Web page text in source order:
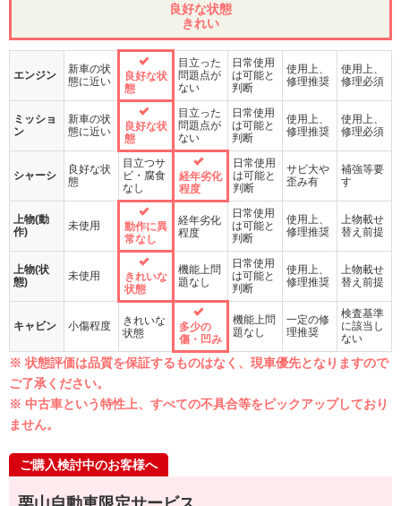
良好な状態
きれい
エンジン
新車の状
態に近い
良好な状
態
目立った
問題点が
ない
日常使用
は可能と
判断
使用上、
修理推奨
使用上、
修理必須
ミッショ
ン
新車の状
態に近い
良好な状
態
目立った
問題点が
ない
日常使用
は可能と
判断
使用上、
修理推奨
使用上、
修理必須
シャーシ
良好な状
態
目立つサ
ビ・腐食
なし
経年劣化
程度
日常使用
は可能と
判断
サビ大や
歪み有
補強等要
す
上物(動
作)
未使用
動作に異
常なし
経年劣化
程度
日常使用
は可能と
判断
使用上、
修理推奨
上物載せ
替え前提
上物(状
態)
未使用
きれいな
状態
機能上問
題なし
日常使用
は可能と
判断
使用上、
修理推奨
上物載せ
替え前提
キャビン 小傷程度
きれいな
状態
多少の
傷・凹み
機能上問
題なし
一定の修
理推奨
検査基準
に該当し
ない
※ 状態評価は品質を保証するものはなく、現車優先となりますので
ご了承ください。
※ 中古車という特性上、すべての不具合等をピックアップしており
ません。
ご購入検討中のお客様へ